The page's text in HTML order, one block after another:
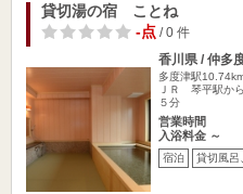
貸切湯の宿 ことね
-点/ 0 件
香川県 / 仲多
多度津駅
ＪＲ 琴平駅か
５分
営業時間
入浴料金 ～
宿泊 貸切風呂